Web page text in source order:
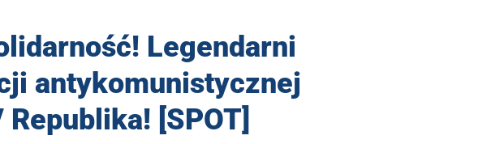
Legendarni
antykomunistycznej
[SPOT]